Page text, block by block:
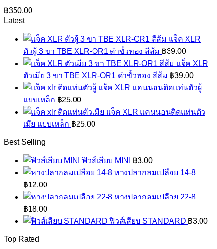
฿350.00
Latest
แจ็ค XLR
ตัวผู้ 3 ขา TBE XLR-OR1 ดำขั้วทอง สีส้ม ฿39.00
แจ็ค XLR
ตัวเมีย 3 ขา TBE XLR-OR1 ดำขั้วทอง สีส้ม ฿39.00
แจ็ค XLR แคนนอนติดแท่นตัวผู้
แบบเหล็ก ฿25.00
แจ็ค XLR แคนนอนติดแท่นตัว
เมีย แบบเหล็ก ฿25.00
Best Selling
ฟิวส์เสียบ MINI ฿3.00
หางปลากลมเปลือย 14-8
฿12.00
หางปลากลมเปลือย 22-8
฿18.00
ฟิวส์เสียบ STANDARD ฿3.00
Top Rated